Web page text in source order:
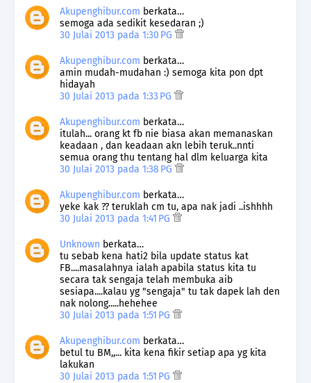
Akupenghibur.com berkata…
semoga ada sedikit kesedaran ;)
30 Julai 2013 pada 1:30 PG
Akupenghibur.com berkata…
amin mudah-mudahan :) semoga kita pon dpt
hidayah
30 Julai 2013 pada 1:33 PG
Akupenghibur.com berkata…
itulah... orang kt fb nie biasa akan memanaskan
keadaan , dan keadaan akn lebih teruk..nnti
semua orang thu tentang hal dlm keluarga kita
30 Julai 2013 pada 1:38 PG
Akupenghibur.com berkata…
yeke kak ?? teruklah cm tu, apa nak jadi ..ishhhh
30 Julai 2013 pada 1:41 PG
Unknown berkata…
tu sebab kena hati2 bila update status kat
FB....masalahnya ialah apabila status kita tu
secara tak sengaja telah membuka aib
sesiapa....kalau yg "sengaja" tu tak dapek lah den
nak nolong.....hehehee
30 Julai 2013 pada 1:51 PG
Akupenghibur.com berkata…
betul tu BM,,... kita kena fikir setiap apa yg kita
lakukan
30 Julai 2013 pada 1:51 PG